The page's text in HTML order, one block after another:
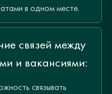
в одном месте.
связей между
и вакансиями:
связывать